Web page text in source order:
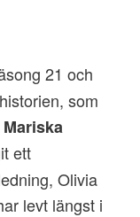
21 och
som
Mariska
ett
Olivia
levt längst i